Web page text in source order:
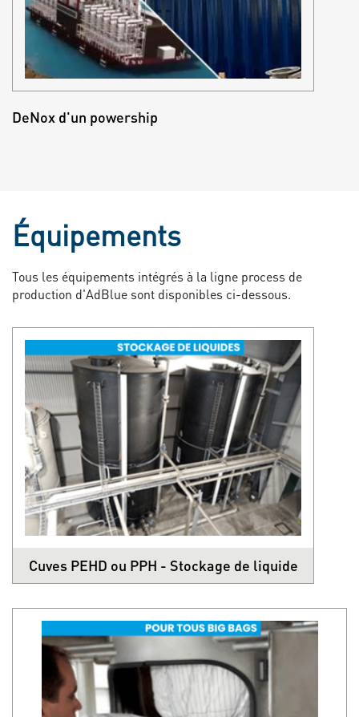
DeNox d'un powership
Équipements
Tous les équipements intégrés à la ligne process de
production d'AdBlue sont disponibles ci-dessous.
Cuves PEHD ou PPH - Stockage de liquide